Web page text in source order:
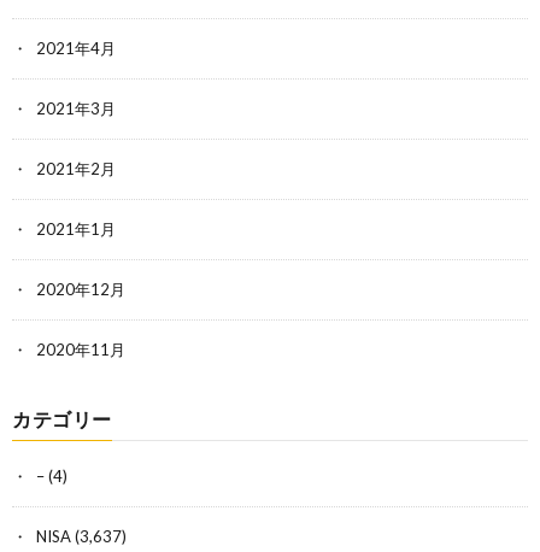
2021年4月
2021年3月
2021年2月
2021年1月
2020年12月
2020年11月
カテゴリー
–(4)
NISA(3,637)